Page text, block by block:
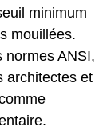
minimum
mouillées.
normes ANSI,
architectes et